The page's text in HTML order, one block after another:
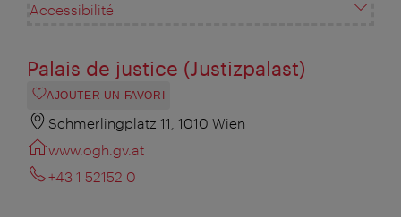
Accessibilité
Palais de justice (Justizpalast)
AJOUTER UN FAVORI
Schmerlingplatz 11, 1010 Wien
www.ogh.gv.at
+43 1 52152 0